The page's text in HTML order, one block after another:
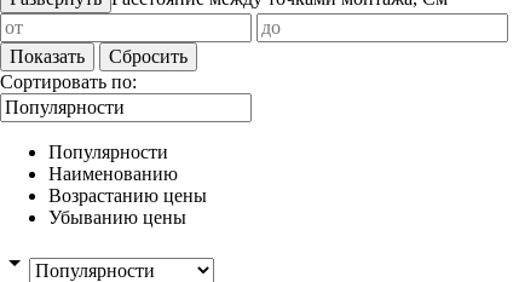
Показать
Сбросить
Сортировать по:
Популярности
Наименованию
Возрастанию цены
Убыванию цены